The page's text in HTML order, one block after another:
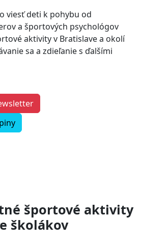
viesť deti k pohybu od
a športových psychológov
aktivity v Bratislave a okolí
sa a zdieľanie s ďalšími
športové aktivity
školákov